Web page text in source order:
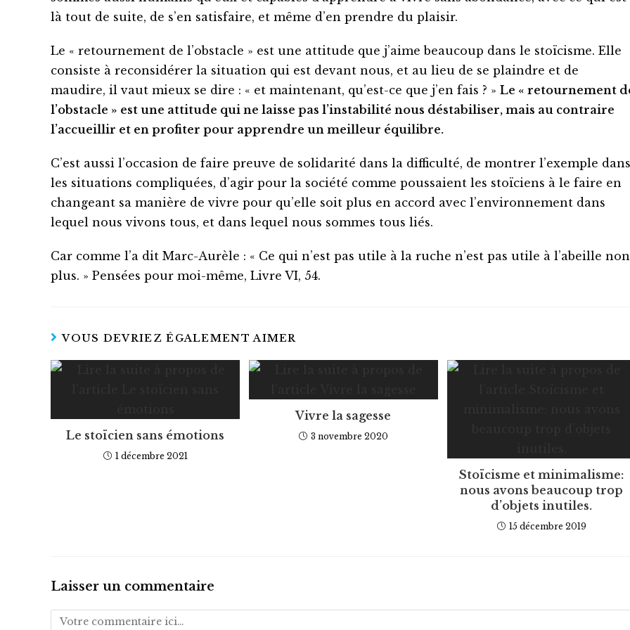
là tout de suite, de s’en satisfaire, et même d’en prendre du plaisir.
Le « retournement de l’obstacle » est une attitude que j’aime beaucoup dans le stoïcisme. Elle
consiste à reconsidérer la situation qui est devant nous, et au lieu de se plaindre et de
maudire, il vaut mieux se dire : « et maintenant, qu’est-ce que j’en fais ? » Le « retournement
l’obstacle » est une attitude qui ne laisse pas l’instabilité nous déstabiliser, mais au contraire
l’accueillir et en profiter pour apprendre un meilleur équilibre.
C’est aussi l’occasion de faire preuve de solidarité dans la difficulté, de montrer l’exemple dans
les situations compliquées, d’agir pour la société comme poussaient les stoïciens à le faire en
changeant sa manière de vivre pour qu’elle soit plus en accord avec l’environnement dans
lequel nous vivons tous, et dans lequel nous sommes tous liés.
Car comme l’a dit Marc-Aurèle : « Ce qui n’est pas utile à la ruche n’est pas utile à l’abeille non
plus. » Pensées pour moi-même, Livre VI, 54.
VOUS DEVRIEZ ÉGALEMENT AIMER
Le stoïcien sans émotions
1 décembre 2021
Vivre la sagesse
3 novembre 2020
Stoïcisme et minimalisme:
nous avons beaucoup trop
d’objets inutiles.
15 décembre 2019
Laisser un commentaire
Comment